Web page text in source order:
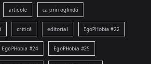
articole ca prin oglindă
critică editorial EgoPHobia #22
EgoPHobia #24 EgoPHobia #25